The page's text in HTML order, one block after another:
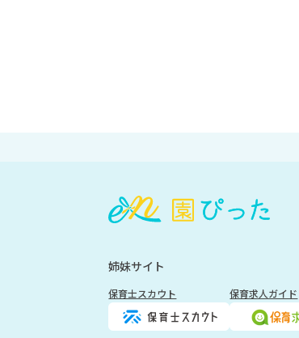
姉妹サイト
保育士スカウト 保育求人ガイド